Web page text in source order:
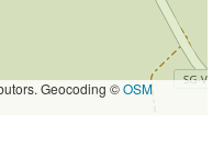
Geocoding ©OSM